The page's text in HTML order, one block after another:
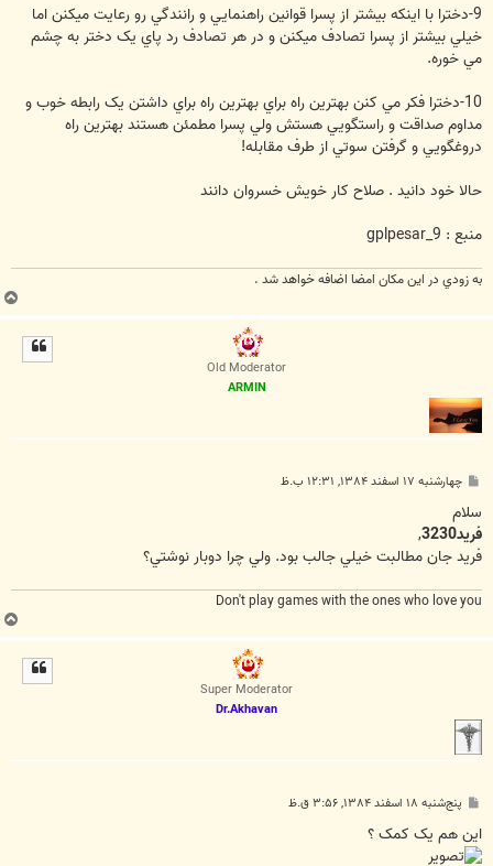
9-دخترا با اينکه بيشتر از پسرا قوانين راهنمايي و رانندگي رو رعايت ميکنن اما
خيلي بيشتر از پسرا تصادف ميکنن و در هر تصادف رد پاي يک دختر به چشم
مي خوره.
10-دخترا فکر مي کنن بهترين راه براي بهترين راه براي داشتن يک رابطه خوب و
مداوم صداقت و راستگويي هستش ولي پسرا مطمئن هستند بهترين راه
دروغگويي و گرفتن سوتي از طرف مقابله!
حالا خود دانيد . صلاح كار خويش خسروان دانند
منبع : gplpesar_9
به زودي در اين مكان امضا اضافه خواهد شد .
ب
ا
Old Moderator
ARMIN
پ
ت
چهارشنبه ۱۷ اسفند ۱۳۸۴, ۱۲:۳۱ ب.ظ
سلام
فريد3230
,
فريد جان مطالبت خيلي جالب بود. ولي چرا دوبار نوشتي؟
Don't play games with the ones who love you
ب
ا
Super Moderator
Dr.Akhavan
پ
ت
پنج‌شنبه ۱۸ اسفند ۱۳۸۴, ۳:۵۶ ق.ظ
این هم یک کمک ؟